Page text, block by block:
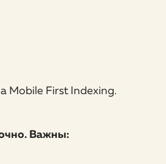
Mobile First Indexing.
Важны: